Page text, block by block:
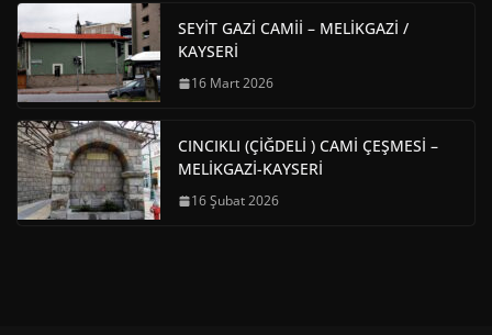
SEYİT GAZİ CAMİİ – MELİKGAZİ /
KAYSERİ
16 Mart 2026
CINCIKLI (ÇİĞDELİ ) CAMİ ÇEŞMESİ –
MELİKGAZİ-KAYSERİ
16 Şubat 2026